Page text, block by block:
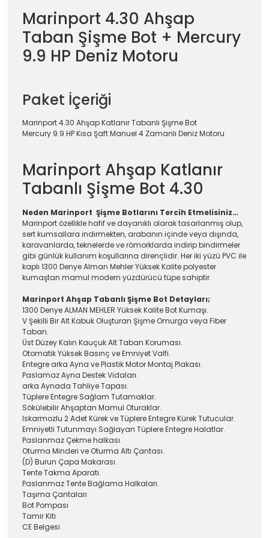
Marinport 4.30 Ahşap
Taban Şişme Bot + Mercury
9.9 HP Deniz Motoru
Paket İçeriği
Marinport 4.30 Ahşap Katlanır Tabanlı Şişme Bot
Mercury 9.9 HP Kısa Şaft Manuel 4 Zamanlı Deniz Motoru
Marinport Ahşap Katlanır
Tabanlı Şişme Bot 4.30
Neden Marinport Şişme Botlarını Tercih Etmelisiniz…
Marinport özellikle hafif ve dayanıklı olarak tasarlanmış olup,
sert kumsallara indirmekten, arabanın içinde veya dışında,
karavanlarda, teknelerde ve römorklarda indirip bindirmeler
gibi günlük kullanım koşullarına dirençlidir. Her iki yüzü PVC ile
kaplı 1300 Denye Alman Mehler Yüksek Kalite polyester
kumaştan mamul modern yüzdürücü tüpe sahiptir.
Marinport Ahşap Tabanlı Şişme Bot Detayları;
1300 Denye ALMAN MEHLER Yüksek Kalite Bot Kumaşı.
V Şekilli Bir Alt Kabuk Oluşturan Şişme Omurga veya Fiber
Taban.
Üst Düzey Kalın Kauçuk Alt Taban Koruması.
Otomatik Yüksek Basınç ve Emniyet Valfi.
Entegre arka Ayna ve Plastik Motor Montaj Plakası.
Paslamaz Ayna Destek Vidaları.
arka Aynada Tahliye Tapası.
Tüplere Entegre Sağlam Tutamaklar.
Sökülebilir Ahşaptan Mamul Oturaklar.
Iskarmozlu 2 Adet Kürek ve Tüplere Entegre Kürek Tutucular.
Emniyetli Tutunmayı Sağlayan Tüplere Entegre Halatlar.
Paslanmaz Çekme halkası.
Oturma Minderi ve Oturma Altı Çantası.
(D) Burun Çapa Makarası.
Tente Takma Aparatı.
Paslanmaz Tente Bağlama Halkaları.
Taşıma Çantaları
Bot Pompası
Tamir Kiti
CE Belgesi